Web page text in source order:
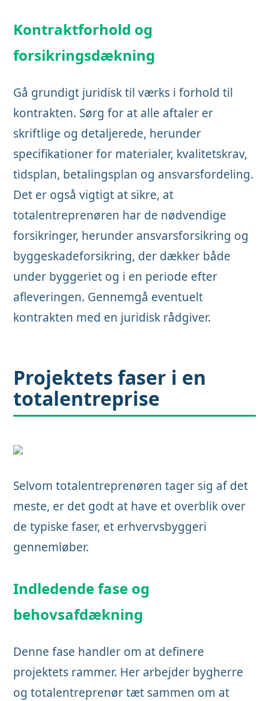
Kontraktforhold og
forsikringsdækning
Gå grundigt juridisk til værks i forhold til
kontrakten. Sørg for at alle aftaler er
skriftlige og detaljerede, herunder
specifikationer for materialer, kvalitetskrav,
tidsplan, betalingsplan og ansvarsfordeling.
Det er også vigtigt at sikre, at
totalentreprenøren har de nødvendige
forsikringer, herunder ansvarsforsikring og
byggeskadeforsikring, der dækker både
under byggeriet og i en periode efter
afleveringen. Gennemgå eventuelt
kontrakten med en juridisk rådgiver.
Projektets faser i en
totalentreprise
Selvom totalentreprenøren tager sig af det
meste, er det godt at have et overblik over
de typiske faser, et erhvervsbyggeri
gennemløber.
Indledende fase og
behovsafdækning
Denne fase handler om at definere
projektets rammer. Her arbejder bygherre
og totalentreprenør tæt sammen om at